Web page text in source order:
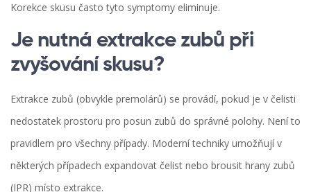
Korekce skusu často tyto symptomy eliminuje.
Je nutná extrakce zubů při
zvyšování skusu?
Extrakce zubů (obvykle premolárů) se provádí, pokud je v čelisti
nedostatek prostoru pro posun zubů do správné polohy. Není to
pravidlem pro všechny případy. Moderní techniky umožňují v
některých případech expandovat čelist nebo brousit hrany zubů
(IPR) místo extrakce.